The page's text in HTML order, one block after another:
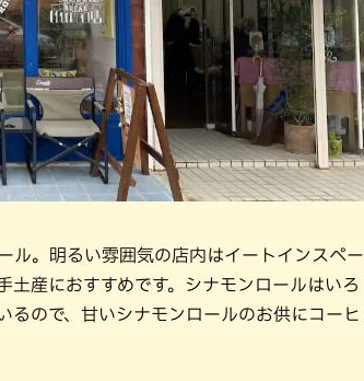
ル。明るい雰囲気の店内はイートインスペー
土産におすすめです。シナモンロールはいろ
るので、甘いシナモンロールのお供にコーヒ